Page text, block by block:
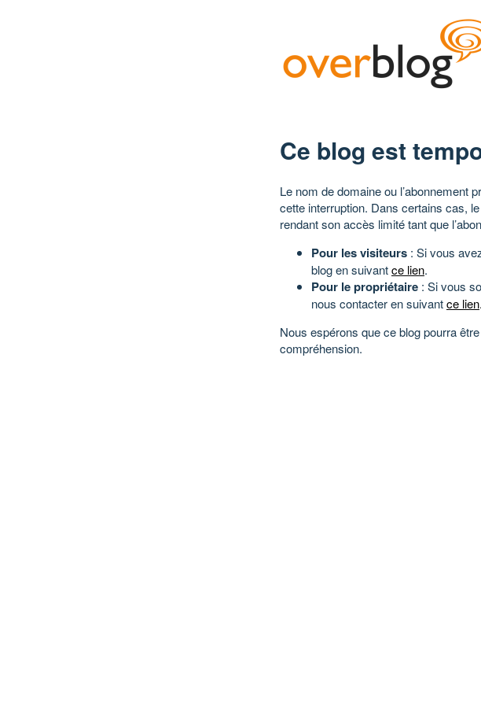
Ce blog est
Le nom de domaine ou l’abonnement
cette interruption. Dans certains cas,
rendant son accès limité tant que
Pour les visiteurs : Si vous
blog en suivantce lien.
Pour le propriétaire : Si vous
nous contacter en suivantce lien.
Nous espérons que ce blog pourra
compréhension.